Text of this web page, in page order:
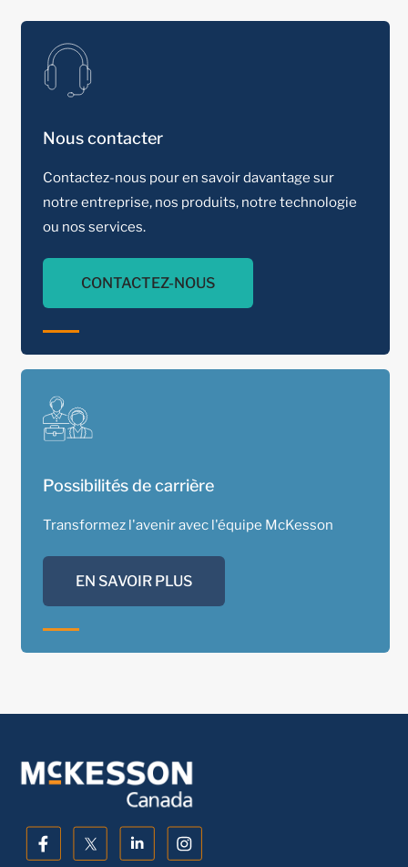
Nous contacter
Contactez-nous pour en savoir davantage sur
notre entreprise, nos produits, notre technologie
ou nos services.
CONTACTEZ-NOUS
Possibilités de carrière
Transformez l'avenir avec l'équipe McKesson
EN SAVOIR PLUS